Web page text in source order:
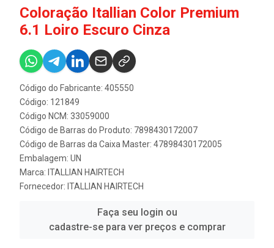
Coloração Itallian Color Premium
6.1 Loiro Escuro Cinza
Código do Fabricante: 405550
Código: 121849
Código NCM: 33059000
Código de Barras do Produto: 7898430172007
Código de Barras da Caixa Master: 47898430172005
Embalagem: UN
Marca: ITALLIAN HAIRTECH
Fornecedor: ITALLIAN HAIRTECH
Faça seu login ou
cadastre-se para ver preços e comprar